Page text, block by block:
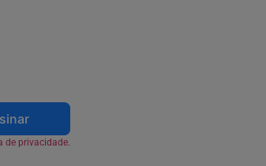
de privacidade.